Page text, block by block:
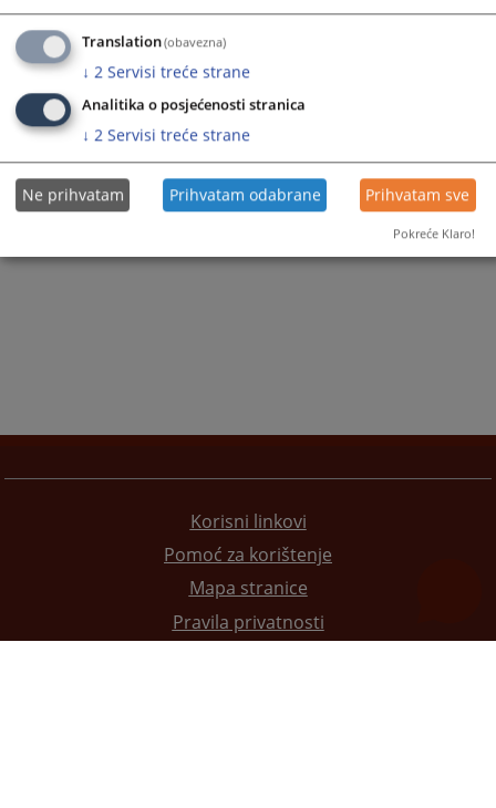
the
keyboard
shortcuts
for
changing
dates.
changing
Korisni linkovi
Pomoć za korištenje
Mapa stranice
Pravila privatnosti
Translation(obavezna)
↓ 2 Servisi treće strane
Analitika o posjećenosti stranica
↓ 2 Servisi treće strane
Ne prihvatam Prihvatam odabrane Prihvatam sve
Pokreće Klaro!